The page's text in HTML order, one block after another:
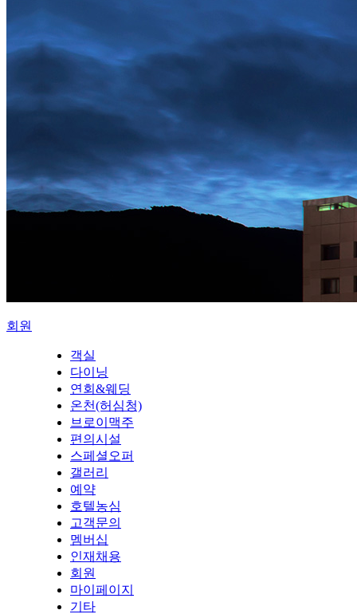
회원
객실
다이닝
연회&웨딩
온천(허심청)
브로이맥주
편의시설
스페셜오퍼
갤러리
예약
호텔농심
고객문의
멤버십
인재채용
회원
마이페이지
기타